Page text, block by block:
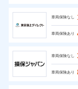
車両保険なし
車両保険あり
車両保険なし
車両保険あり